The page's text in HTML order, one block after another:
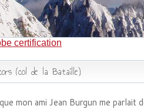
certification
(col de la Bataille)
mon ami Jean Burgun me parlait